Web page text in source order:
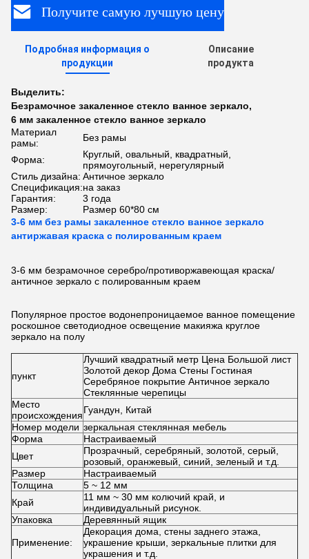
Получите самую лучшую цену
Подробная информация о
продукции
Описание
продукта
Выделить:
Безрамочное закаленное стекло ванное зеркало,
6 мм закаленное стекло ванное зеркало
Материал
рамы:
Без рамы
Форма:
Круглый, овальный, квадратный,
прямоугольный, нерегулярный
Стиль дизайна: Античное зеркало
Спецификация:на заказ
Гарантия:
3 года
Размер:
Размер 60*80 см
3-6 мм без рамы закаленное стекло ванное зеркало
антиржавая краска с полированным краем
3-6 мм безрамочное серебро/противоржавеющая краска/
античное зеркало с полированным краем
Популярное простое водонепроницаемое ванное помещение
роскошное светодиодное освещение макияжа круглое
зеркало на полу
пункт
Лучший квадратный метр Цена Большой лист
Золотой декор Дома Стены Гостиная
Серебряное покрытие Античное зеркало
Стеклянные черепицы
Место
происхожденияГуандун, Китай
Номер модели зеркальная стеклянная мебель
Форма
Настраиваемый
Цвет
Прозрачный, серебряный, золотой, серый,
розовый, оранжевый, синий, зеленый и т.д.
Размер
Настраиваемый
Толщина
5 ~ 12 мм
Край
11 мм ~ 30 мм колючий край, и
индивидуальный рисунок.
Упаковка
Деревянный ящик
Применение:
Декорация дома, стены заднего этажа,
украшение крыши, зеркальные плитки для
украшения и т.д.